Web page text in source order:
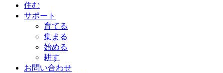
住む
サポート
育てる
集まる
始める
耕す
お問い合わせ